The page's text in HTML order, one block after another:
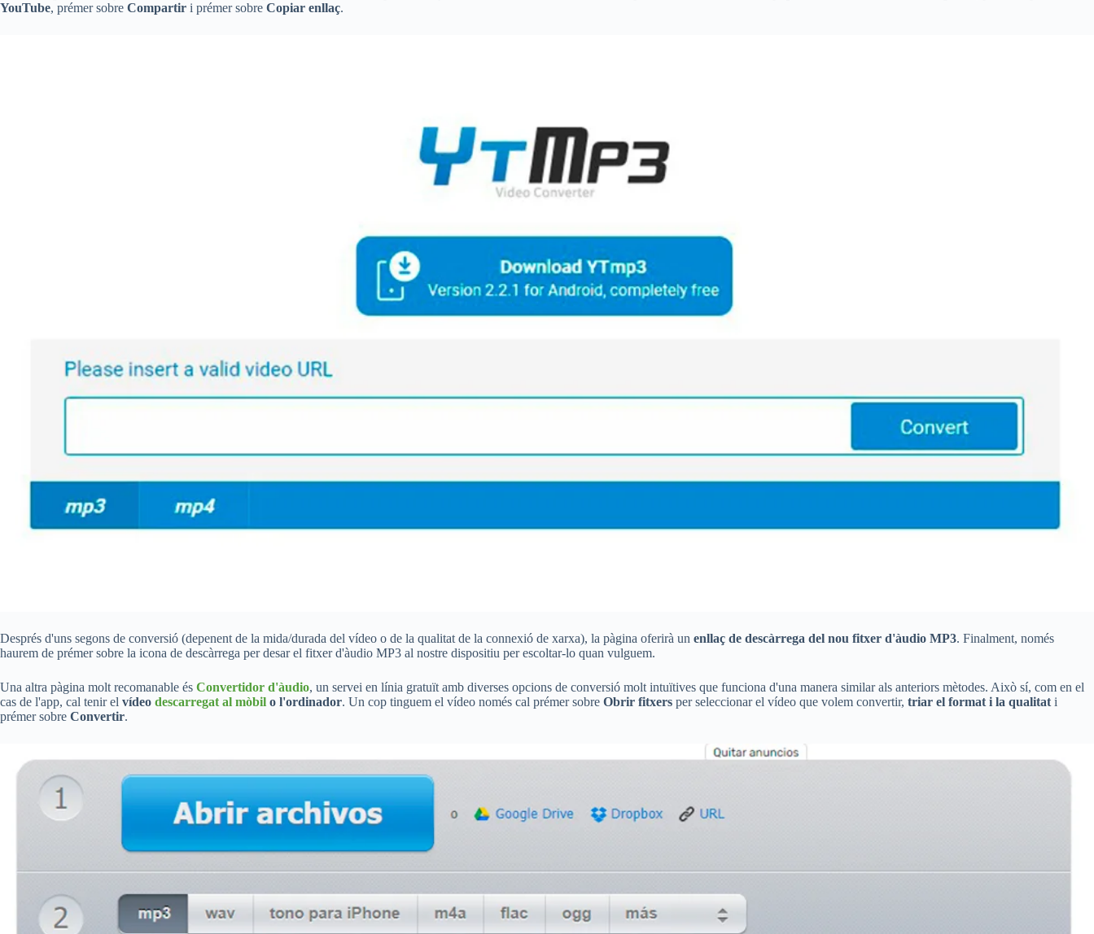
YouTube, prémer sobre Compartir i prémer sobre Copiar enllaç.
Després d'uns segons de conversió (depenent de la mida/durada del vídeo o de la qualitat de la connexió de xarxa), la pàgina oferirà un enllaç de descàrrega del nou fitxer d'àudio MP3. Finalment, només
haurem de prémer sobre la icona de descàrrega per desar el fitxer d'àudio MP3 al nostre dispositiu per escoltar-lo quan vulguem.
Una altra pàgina molt recomanable és Convertidor d'àudio, un servei en línia gratuït amb diverses opcions de conversió molt intuïtives que funciona d'una manera similar als anteriors mètodes. Això sí, com en el
cas de l'app, cal tenir el vídeo descarregat al mòbil o l'ordinador. Un cop tinguem el vídeo només cal prémer sobre Obrir fitxers per seleccionar el vídeo que volem convertir, triar el format i la qualitati
prémer sobre Convertir.